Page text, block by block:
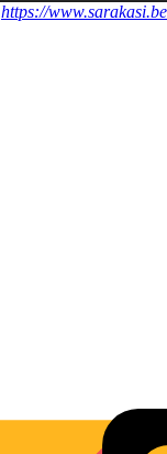
https://www.sarakasi.be